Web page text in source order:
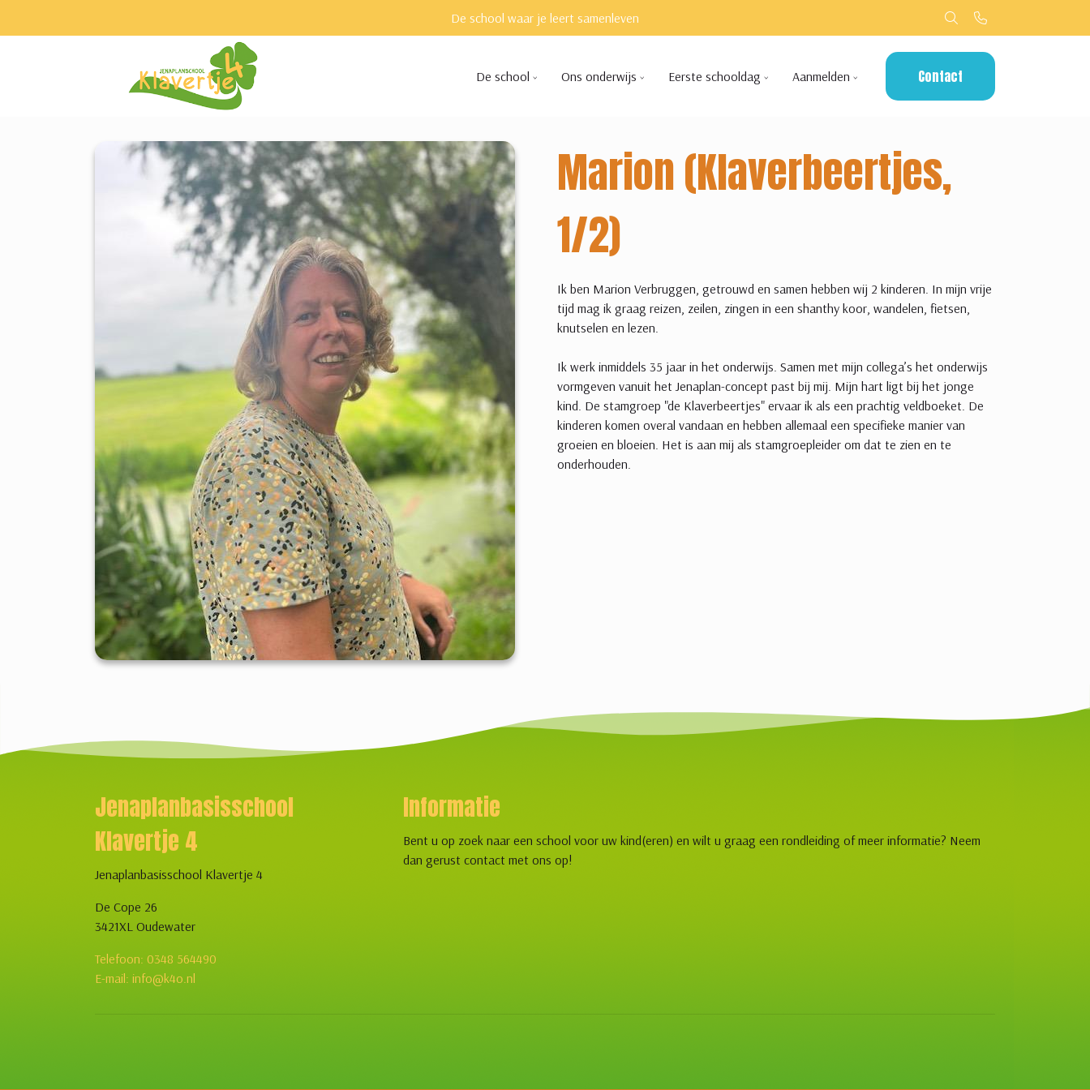
De school waar je leert samenleven
De school Ons onderwijs Eerste schooldag Aanmelden Contact
Marion (Klaverbeertjes,
1/2)
Ik ben Marion Verbruggen, getrouwd en samen hebben wij 2 kinderen. In mijn vrije
tijd mag ik graag reizen, zeilen, zingen in een shanthy koor, wandelen, fietsen,
knutselen en lezen.
Ik werk inmiddels 35 jaar in het onderwijs. Samen met mijn collega’s het onderwijs
vormgeven vanuit het Jenaplan-concept past bij mij. Mijn hart ligt bij het jonge
kind. De stamgroep "de Klaverbeertjes" ervaar ik als een prachtig veldboeket. De
kinderen komen overal vandaan en hebben allemaal een specifieke manier van
groeien en bloeien. Het is aan mij als stamgroepleider om dat te zien en te
onderhouden.
Jenaplanbasisschool
Klavertje 4
Jenaplanbasisschool Klavertje 4
De Cope 26
3421XL Oudewater
Telefoon: 0348 564490
E-mail: info@k4o.nl
Informatie
Bent u op zoek naar een school voor uw kind(eren) en wilt u graag een rondleiding of meer informatie? Neem
dan gerust contact met ons op!